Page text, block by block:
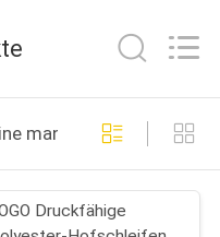
manufacture
Druckfähige